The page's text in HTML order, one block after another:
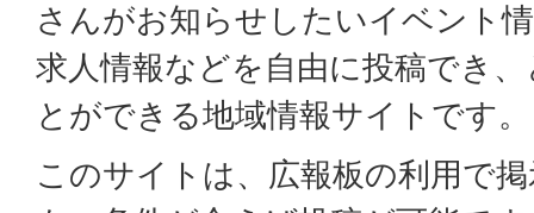
さんがお知らせしたいイベント
求人情報などを自由に投稿でき
とができる地域情報サイトです。
このサイトは、広報板の利用で